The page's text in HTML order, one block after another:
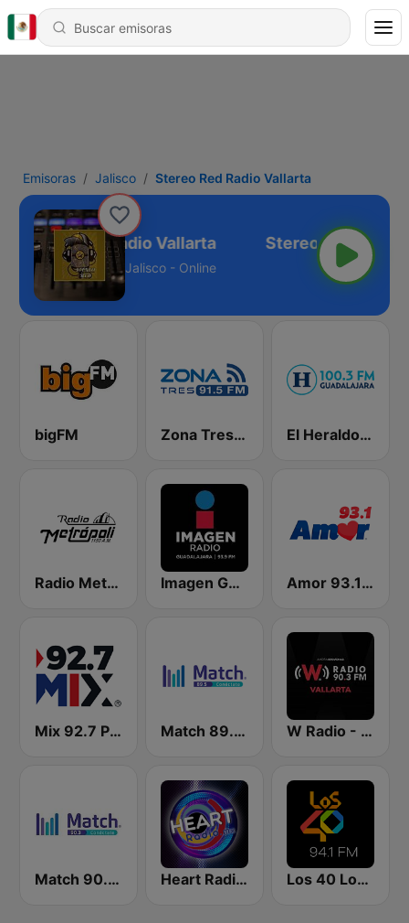
Emisoras Jalisco Stereo Red Radio Vallarta
Stereo Red Radio Vallarta
Jalisco - Online
bigFM Zona Tres 91.5 FM El Heraldo - Guadalajara
Radio Metrópoli 1150 AM Imagen Guadalajara 93.9 FM Amor 93.1 FM
Mix 92.7 Puerto Vallarta Match 89.5 FM Puerto Vallarta W Radio - Vallarta
Match 90.3 FM Guadalajara Heart Radio MX Los 40 Los Mochis